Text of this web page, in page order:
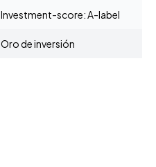
Investment-score: A-label
Oro de inversión